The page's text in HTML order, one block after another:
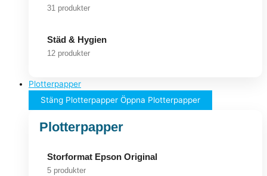
31 produkter
Städ & Hygien
12 produkter
Plotterpapper
Stäng Plotterpapper Öppna Plotterpapper
Plotterpapper
Storformat Epson Original
5 produkter